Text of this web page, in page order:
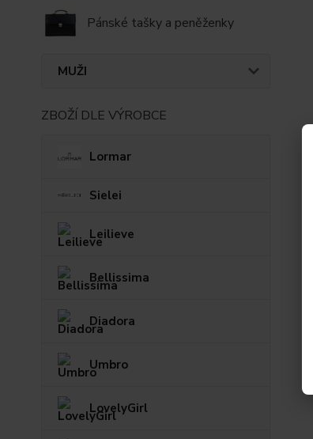
Pánské tašky a peněženky
MUŽI
ZBOŽÍ DLE VÝROBCE
Lormar
Sielei
Leilieve
Bellissima
Diadora
Umbro
LovelyGirl